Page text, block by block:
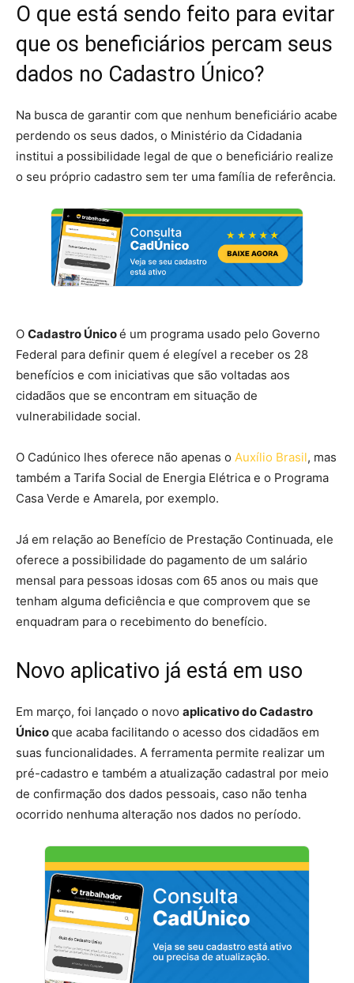
O que está sendo feito para evitar
que os beneficiários percam seus
dados no Cadastro Único?
Na busca de garantir com que nenhum beneficiário acabe
perdendo os seus dados, o Ministério da Cidadania
institui a possibilidade legal de que o beneficiário realize
o seu próprio cadastro sem ter uma família de referência.
O Cadastro Únicoé um programa usado pelo Governo
Federal para definir quem é elegível a receber os 28
benefícios e com iniciativas que são voltadas aos
cidadãos que se encontram em situação de
vulnerabilidade social.
O Cadúnico lhes oferece não apenas o Auxílio Brasil, mas
também a Tarifa Social de Energia Elétrica e o Programa
Casa Verde e Amarela, por exemplo.
Já em relação ao Benefício de Prestação Continuada, ele
oferece a possibilidade do pagamento de um salário
mensal para pessoas idosas com 65 anos ou mais que
tenham alguma deficiência e que comprovem que se
enquadram para o recebimento do benefício.
Novo aplicativo já está em uso
Em março, foi lançado o novo aplicativo do Cadastro
Únicoque acaba facilitando o acesso dos cidadãos em
suas funcionalidades. A ferramenta permite realizar um
pré-cadastro e também a atualização cadastral por meio
de confirmação dos dados pessoais, caso não tenha
ocorrido nenhuma alteração nos dados no período.